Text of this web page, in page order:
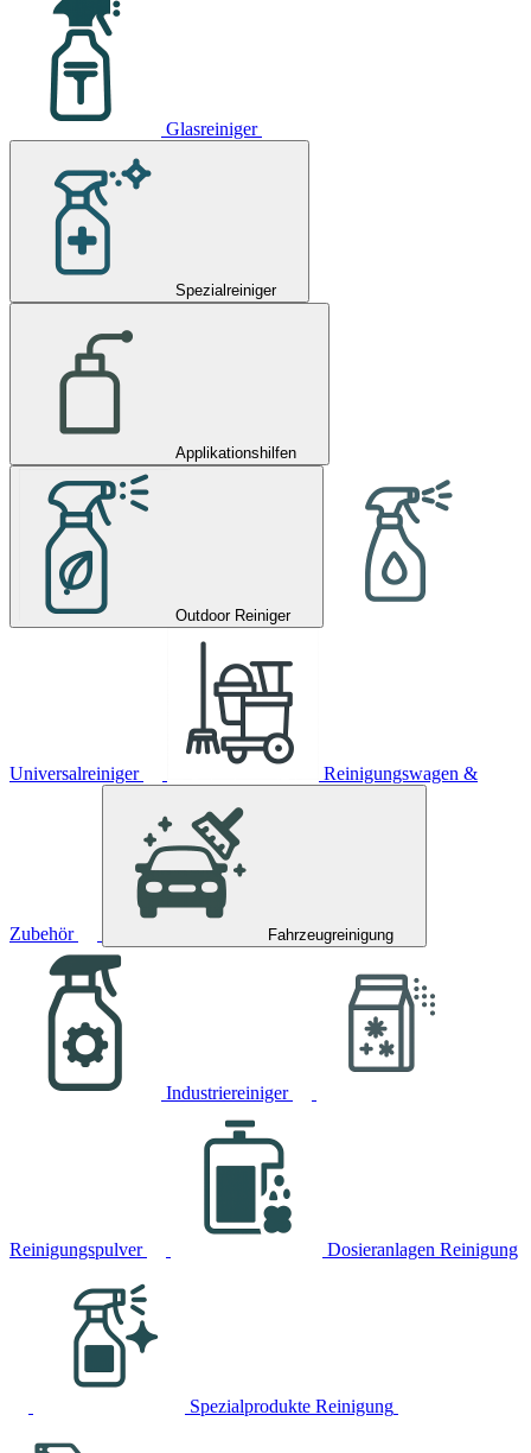
Glasreiniger
Spezialreiniger
Applikationshilfen
Outdoor Reiniger
Universalreiniger Reinigungswagen &
Zubehör Fahrzeugreinigung
Industriereiniger
Reinigungspulver Dosieranlagen Reinigung
Spezialprodukte Reinigung